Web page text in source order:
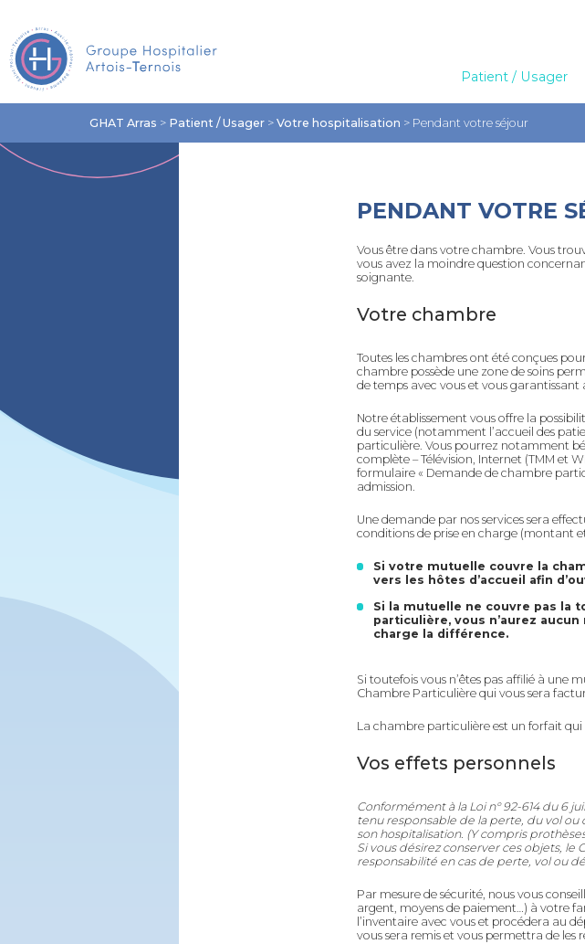
Patient / Usager
GHAT Arras > Patient / Usager > Votre hospitalisation > Pendant votre séjour
PENDANT VOTRE
Vous être dans votre chambre. Vous
vous avez la moindre question
soignante.
Votre chambre
Toutes les chambres ont été conçues
chambre possède une zone de soins
de temps avec vous et vous garantissant
Notre établissement vous offre la
du service (notamment l’accueil des
particulière. Vous pourrez notamment
complète – Télévision, Internet (TMM et
formulaire « Demande de chambre
admission.
Une demande par nos services sera
conditions de prise en charge (montant
Si votre mutuelle couvre la
vers les hôtes d’accueil afin
Si la mutuelle ne couvre pas la
particulière, vous n’aurez
charge la différence.
Si toutefois vous n’êtes pas affilié à une
Chambre Particulière qui vous sera
La chambre particulière est un forfait qui
Vos effets personnels
Conformément à la Loi n° 92-614 du 6
tenu responsable de la perte, du vol ou
son hospitalisation. (Y compris
Si vous désirez conserver ces objets, le
responsabilité en cas de perte, vol ou
Par mesure de sécurité, nous vous
argent, moyens de paiement…) à votre
l’inventaire avec vous et procédera au
vous sera remis et vous permettra de les